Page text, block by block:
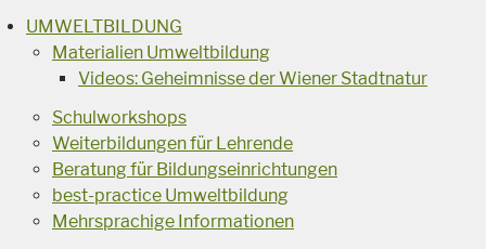
UMWELTBILDUNG
Materialien Umweltbildung
Videos: Geheimnisse der Wiener Stadtnatur
Schulworkshops
Weiterbildungen für Lehrende
Beratung für Bildungseinrichtungen
best-practice Umweltbildung
Mehrsprachige Informationen